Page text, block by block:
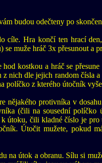
budou odečteny po
cíle. Hra končí ten hrací
se muže hráč 3x přesunout a
hod kostkou a hráč se
z nich dle jejich random čísla
políčko z kterého útočník
nějakého protivníka v
(čili na sousední políčko
útoku, čili kladné číslo je
Útočit mužete, pokud
na útok a obranu. Sílu si